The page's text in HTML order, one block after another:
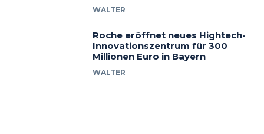
WALTER
Roche eröffnet neues Hightech-
Innovationszentrum für 300
Millionen Euro in Bayern
WALTER